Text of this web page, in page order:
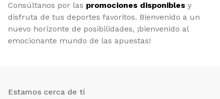
Consúltanos por las promociones disponibles y
disfruta de tus deportes favoritos. Bienvenido a un
nuevo horizonte de posibilidades, ¡bienvenido al
emocionante mundo de las apuestas!
Estamos cerca de tí